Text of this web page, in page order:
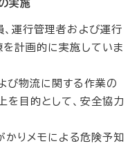
実施
運行管理者および運行
計画的に実施していま
び物流に関する作業の
を目的として、安全協力
かりメモによる危険予知